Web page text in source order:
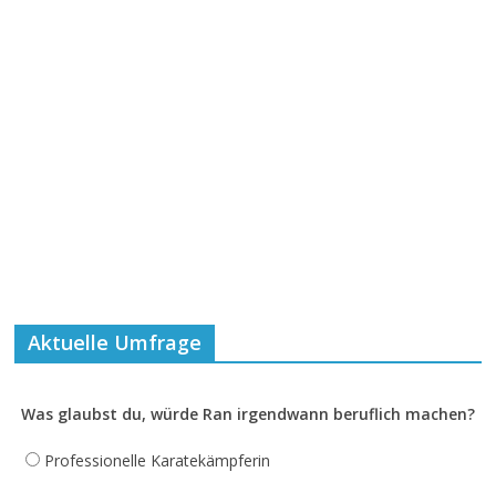
Aktuelle Umfrage
Was glaubst du, würde Ran irgendwann beruflich machen?
Professionelle Karatekämpferin